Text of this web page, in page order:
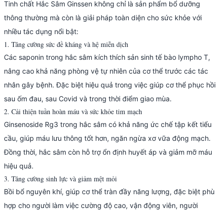
Tinh chất Hắc Sâm Ginssen không chỉ là sản phẩm bổ dưỡng
thông thường mà còn là giải pháp toàn diện cho sức khỏe với
nhiều tác dụng nổi bật:
1. Tăng cường sức đề kháng và hệ miễn dịch
Các saponin trong hắc sâm kích thích sản sinh tế bào lympho T,
nâng cao khả năng phòng vệ tự nhiên của cơ thể trước các tác
nhân gây bệnh. Đặc biệt hiệu quả trong việc giúp cơ thể phục hồi
sau ốm đau, sau Covid và trong thời điểm giao mùa.
2. Cải thiện tuần hoàn máu và sức khỏe tim mạch
Ginsenoside Rg3 trong hắc sâm có khả năng ức chế tập kết tiểu
cầu, giúp máu lưu thông tốt hơn, ngăn ngừa xơ vữa động mạch.
Đồng thời, hắc sâm còn hỗ trợ ổn định huyết áp và giảm mỡ máu
hiệu quả.
3. Tăng cường sinh lực và giảm mệt mỏi
Bồi bổ nguyên khí, giúp cơ thể tràn đầy năng lượng, đặc biệt phù
hợp cho người làm việc cường độ cao, vận động viên, người